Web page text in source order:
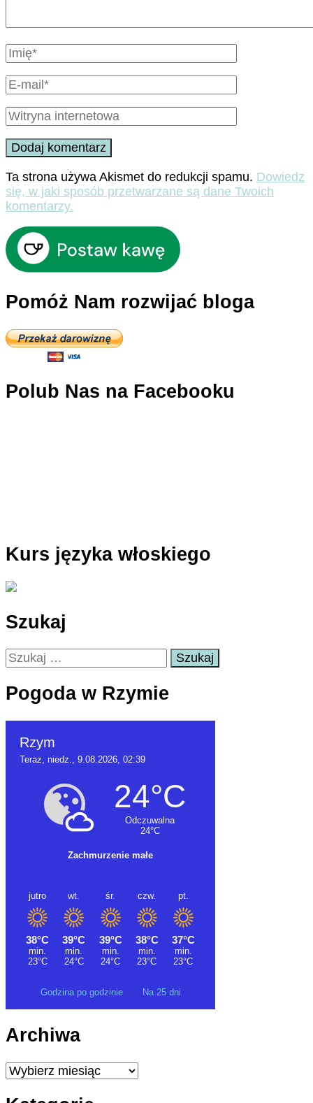
Ta strona używa Akismet do redukcji spamu. Dowiedz
się, w jaki sposób przetwarzane są dane Twoich
komentarzy.
Pomóż Nam rozwijać bloga
Polub Nas na Facebooku
Kurs języka włoskiego
Szukaj
Szukaj:
Pogoda w Rzymie
Godzina po godzinie Na 25 dni
Archiwa
Archiwa